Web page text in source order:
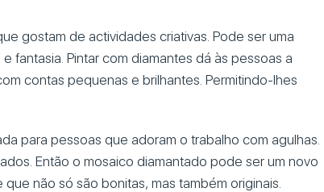
gostam de actividades criativas. Pode ser uma
fantasia. Pintar com diamantes dá às pessoas a
contas pequenas e brilhantes. Permitindo-lhes
para pessoas que adoram o trabalho com agulhas.
Então o mosaico diamantado pode ser um novo
não só são bonitas, mas também originais.